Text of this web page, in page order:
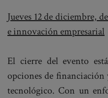
Jueves 12 de diciembre,
e innovación empresarial
El cierre del evento
opciones de financiación
tecnológico. Con un